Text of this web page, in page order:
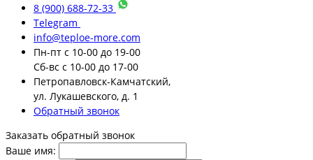
8 (900) 688-72-33
Telegram
info@teploe-more.com
Пн-пт с 10-00 до 19-00
Сб-вс с 10-00 до 17-00
Петропавловск-Камчатский,
ул. Лукашевского, д. 1
Обратный звонок
Заказать обратный звонок
Ваше имя: